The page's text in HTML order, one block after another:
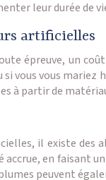
leur durée de
artificielles
épreuve, un
vous vous
à partir de
il existe des
en faisant
peuvent